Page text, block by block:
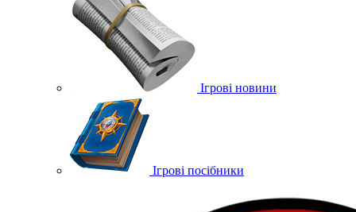
Ігрові новини
Ігрові посібники